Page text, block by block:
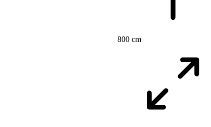
800 cm